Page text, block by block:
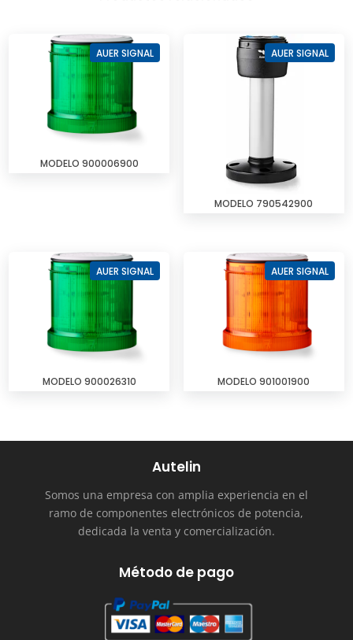
AUER SIGNAL
MODELO 900006900
AUER SIGNAL
MODELO 790542900
AUER SIGNAL
MODELO 900026310
AUER SIGNAL
MODELO 901001900
Autelin
Somos una empresa con amplia experiencia en el
ramo de componentes electrónicos de potencia,
dedicada la venta y comercialización.
Método de pago